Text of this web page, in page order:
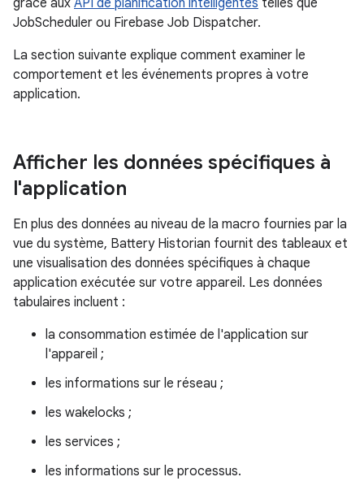
grâce aux API de planification intelligentes telles que
JobScheduler ou Firebase Job Dispatcher.
La section suivante explique comment examiner le
comportement et les événements propres à votre
application.
Afficher les données spécifiques à
l'application
En plus des données au niveau de la macro fournies par la
vue du système, Battery Historian fournit des tableaux et
une visualisation des données spécifiques à chaque
application exécutée sur votre appareil. Les données
tabulaires incluent :
la consommation estimée de l'application sur
l'appareil ;
les informations sur le réseau ;
les wakelocks ;
les services ;
les informations sur le processus.